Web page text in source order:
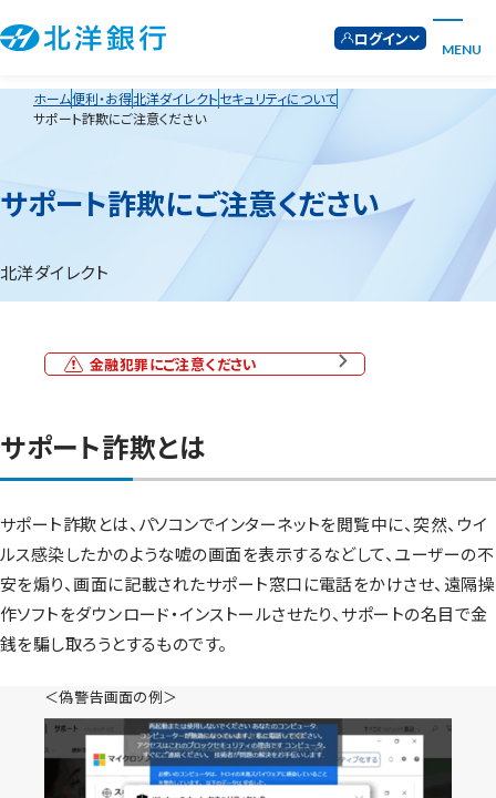
ログイン
MENU
ホーム便利・お得北洋ダイレクトセキュリティについて
サポート詐欺にご注意ください
サポート詐欺にご注意ください
北洋ダイレクト
金融犯罪にご注意ください
サポート詐欺とは
サポート詐欺とは、パソコンでインターネットを閲覧中に、突然、ウイ
ルス感染したかのような嘘の画面を表示するなどして、ユーザーの不
安を煽り、画面に記載されたサポート窓口に電話をかけさせ、遠隔操
作ソフトをダウンロード・インストールさせたり、サポートの名目で金
銭を騙し取ろうとするものです。
＜偽警告画面の例＞